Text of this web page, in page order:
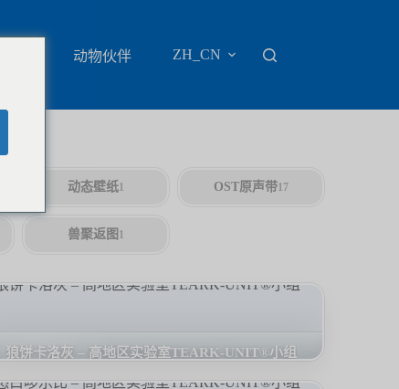
动物伙伴 ZH_CN
动态壁纸1 OST原声带17
兽聚返图 1
狼饼卡洛灰 – 高地区实验室TEARK-UNIT®小组